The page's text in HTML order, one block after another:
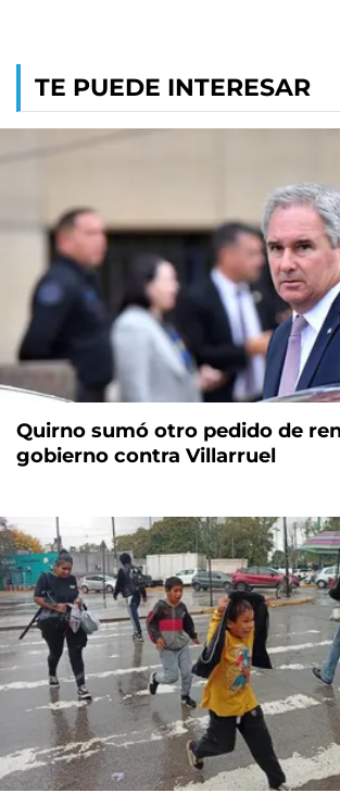
TE PUEDE INTERESAR
Quirno sumó otro pedido de
gobierno contra Villarruel